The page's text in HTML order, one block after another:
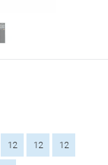
12 12 12